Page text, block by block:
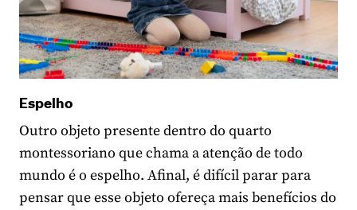
Espelho
Outro objeto presente dentro do quarto
montessoriano que chama a atenção de todo
mundo é o espelho. Afinal, é difícil parar para
pensar que esse objeto ofereça mais benefícios do